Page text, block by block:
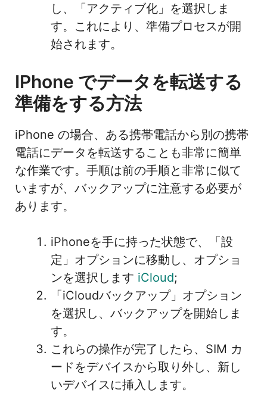
し、「アクティブ化」を選択しま
す。これにより、準備プロセスが開
始されます。
IPhone でデータを転送する
準備をする方法
iPhone の場合、ある携帯電話から別の携帯
電話にデータを転送することも非常に簡単
な作業です。手順は前の手順と非常に似て
いますが、バックアップに注意する必要が
あります。
iPhoneを手に持った状態で、「設
定」オプションに移動し、オプショ
ンを選択します iCloud;
「iCloudバックアップ」オプション
を選択し、バックアップを開始しま
す。
これらの操作が完了したら、SIM カ
ードをデバイスから取り外し、新し
いデバイスに挿入します。